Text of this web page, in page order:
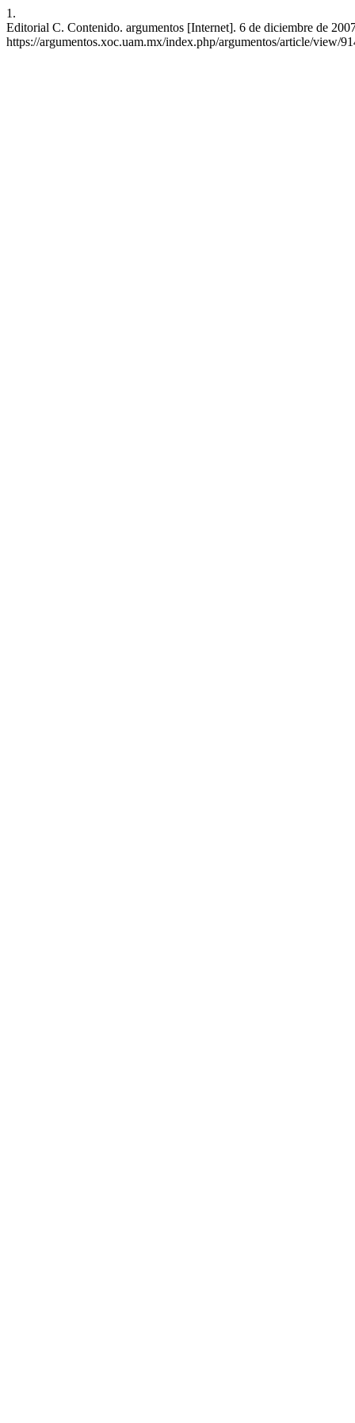
1.
Editorial C. Contenido. argumentos [Internet]. 6 de diciembre de
https://argumentos.xoc.uam.mx/index.php/argumentos/article/view/